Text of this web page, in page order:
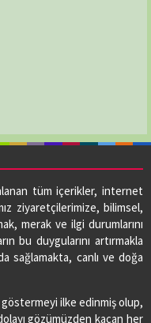
tüm içerikler, internet
ziyaretçilerimize, bilimsel,
merak ve ilgi durumlarını
bu duygularını artırmakla
sağlamakta, canlı ve doğa
ilke edinmiş olup,
gözümüzden kaçan her